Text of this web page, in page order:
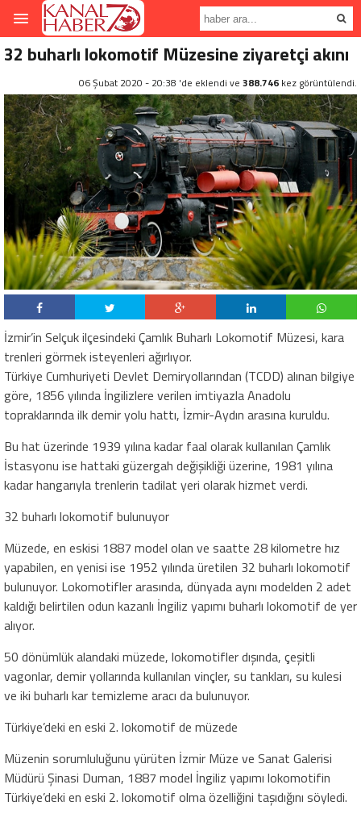
32 buharlı lokomotif Müzesine ziyaretçi akını
06 Şubat 2020 - 20:38 'de eklendi ve 388.746 kez görüntülendi.
İzmir’in Selçuk ilçesindeki Çamlık Buharlı Lokomotif Müzesi, kara
trenleri görmek isteyenleri ağırlıyor.
Türkiye Cumhuriyeti Devlet Demiryollarından (TCDD) alınan bilgiye
göre, 1856 yılında İngilizlere verilen imtiyazla Anadolu
topraklarında ilk demir yolu hattı, İzmir-Aydın arasına kuruldu.
Bu hat üzerinde 1939 yılına kadar faal olarak kullanılan Çamlık
İstasyonu ise hattaki güzergah değişikliği üzerine, 1981 yılına
kadar hangarıyla trenlerin tadilat yeri olarak hizmet verdi.
32 buharlı lokomotif bulunuyor
Müzede, en eskisi 1887 model olan ve saatte 28 kilometre hız
yapabilen, en yenisi ise 1952 yılında üretilen 32 buharlı lokomotif
bulunuyor. Lokomotifler arasında, dünyada aynı modelden 2 adet
kaldığı belirtilen odun kazanlı İngiliz yapımı buharlı lokomotif de yer
alıyor.
50 dönümlük alandaki müzede, lokomotifler dışında, çeşitli
vagonlar, demir yollarında kullanılan vinçler, su tankları, su kulesi
ve iki buharlı kar temizleme aracı da bulunuyor.
Türkiye’deki en eski 2. lokomotif de müzede
Müzenin sorumluluğunu yürüten İzmir Müze ve Sanat Galerisi
Müdürü Şinasi Duman, 1887 model İngiliz yapımı lokomotifin
Türkiye’deki en eski 2. lokomotif olma özelliğini taşıdığını söyledi.